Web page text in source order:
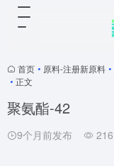
首页 • 原料-注册新原料 •
• 正文
聚氨酯-42
9个月前发布 216